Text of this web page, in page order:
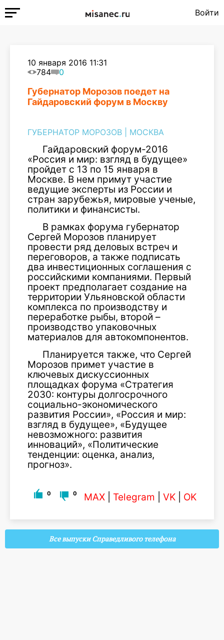
Войти
10 января 2016 11:31
784
0
Губернатор Морозов поедет на
Гайдаровский форум в Москву
ГУБЕРНАТОР МОРОЗОВ МОСКВА
Гайдаровский форум-2016
«Россия и мир: взгляд в будущее»
пройдет с 13 по 15 января в
Москве. В нем примут участие
ведущие эксперты из России и
стран зарубежья, мировые ученые,
политики и финансисты.
В рамках форума губернатор
Сергей Морозов планирует
провести ряд деловых встреч и
переговоров, а также подписать
два инвестиционных соглашения с
российскими компаниями. Первый
проект предполагает создание на
территории Ульяновской области
комплекса по производству и
переработке рыбы, второй –
производство упаковочных
материалов для автокомпонентов.
Планируется также, что Сергей
Морозов примет участие в
ключевых дискуссионных
площадках форума «Стратегия
2030: контуры долгосрочного
социально-экономического
развития России», «Россия и мир:
взгляд в будущее», «Будущее
невозможного: развития
инноваций», «Политические
тенденции: оценка, анализ,
прогноз».
0 0 MAX Telegram VK OK
Все выпуски Справедливого телефона